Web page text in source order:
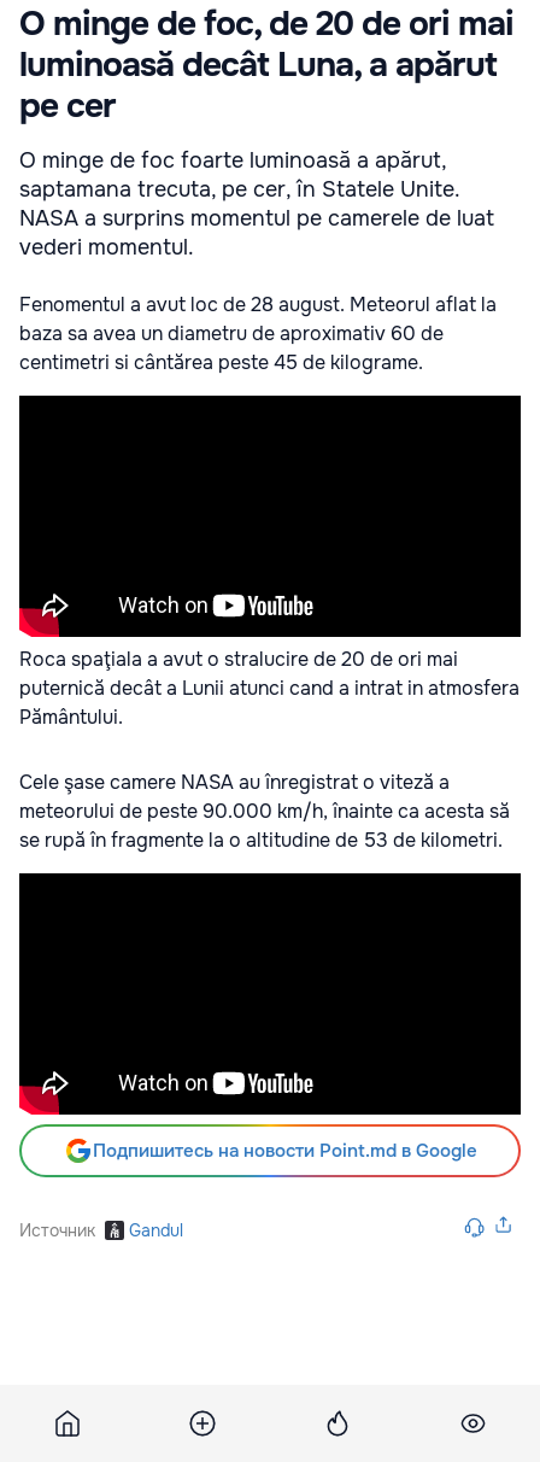
O minge de foc, de 20 de ori mai
luminoasă decât Luna, a apărut
pe cer
O minge de foc foarte luminoasă a apărut,
saptamana trecuta, pe cer, în Statele Unite.
NASA a surprins momentul pe camerele de luat
vederi momentul.
Fenomentul a avut loc de 28 august. Meteorul aflat la
baza sa avea un diametru de aproximativ 60 de
centimetri si cântărea peste 45 de kilograme.
Roca spaţiala a avut o stralucire de 20 de ori mai
puternică decât a Lunii atunci cand a intrat in atmosfera
Pământului.
Cele şase camere NASA au înregistrat o viteză a
meteorului de peste 90.000 km/h, înainte ca acesta să
se rupă în fragmente la o altitudine de 53 de kilometri.
Подпишитесь на новости Point.md в Google
Источник Gandul